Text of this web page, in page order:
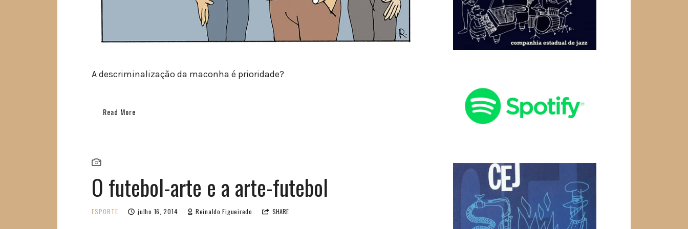
A descriminalização da maconha é prioridade?
Read More
O futebol-arte e a arte-futebol
ESPORTE julho 16, 2014 Reinaldo Figueiredo SHARE